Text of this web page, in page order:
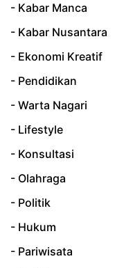
- Kabar Manca
- Kabar Nusantara
- Ekonomi Kreatif
- Pendidikan
- Warta Nagari
- Lifestyle
- Konsultasi
- Olahraga
- Politik
- Hukum
- Pariwisata